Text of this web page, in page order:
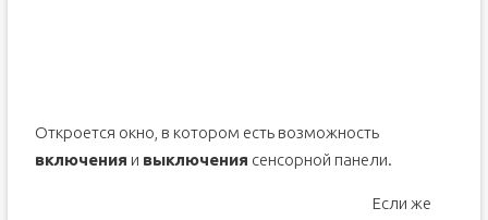
Откроется окно, в котором есть возможность
включения и выключения сенсорной панели.
Если же